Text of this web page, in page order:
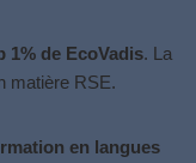
1% de EcoVadis. La
matière RSE.
en langues